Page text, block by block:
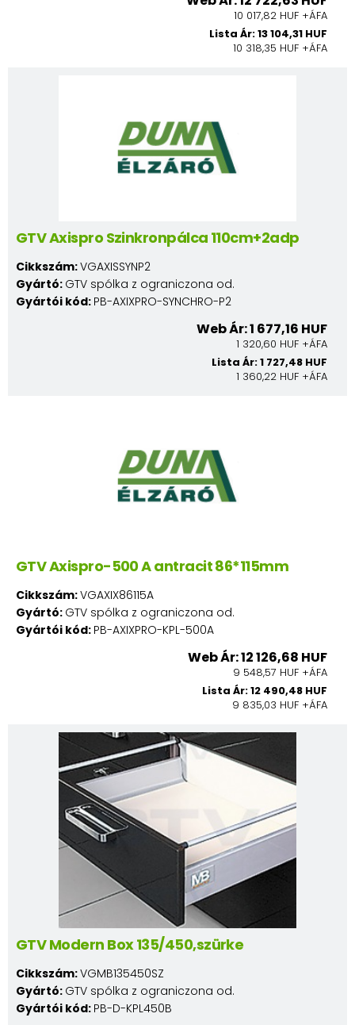
10 017,82 HUF +ÁFA
Lista Ár: 13 104,31 HUF
10 318,35 HUF +ÁFA
GTV Axispro Szinkronpálca 110cm+2adp
Cikkszám:VGAXISSYNP2
Gyártó: GTV spólka z ograniczona od.
Gyártói kód: PB-AXIXPRO-SYNCHRO-P2
Web Ár: 1 677,16 HUF
1 320,60 HUF +ÁFA
Lista Ár: 1 727,48 HUF
1 360,22 HUF +ÁFA
GTV Axispro-500 A antracit 86*115mm
Cikkszám:VGAXIX86115A
Gyártó: GTV spólka z ograniczona od.
Gyártói kód: PB-AXIXPRO-KPL-500A
Web Ár: 12 126,68 HUF
9 548,57 HUF +ÁFA
Lista Ár: 12 490,48 HUF
9 835,03 HUF +ÁFA
GTV Modern Box 135/450,szürke
Cikkszám:VGMB135450SZ
Gyártó: GTV spólka z ograniczona od.
Gyártói kód: PB-D-KPL450B